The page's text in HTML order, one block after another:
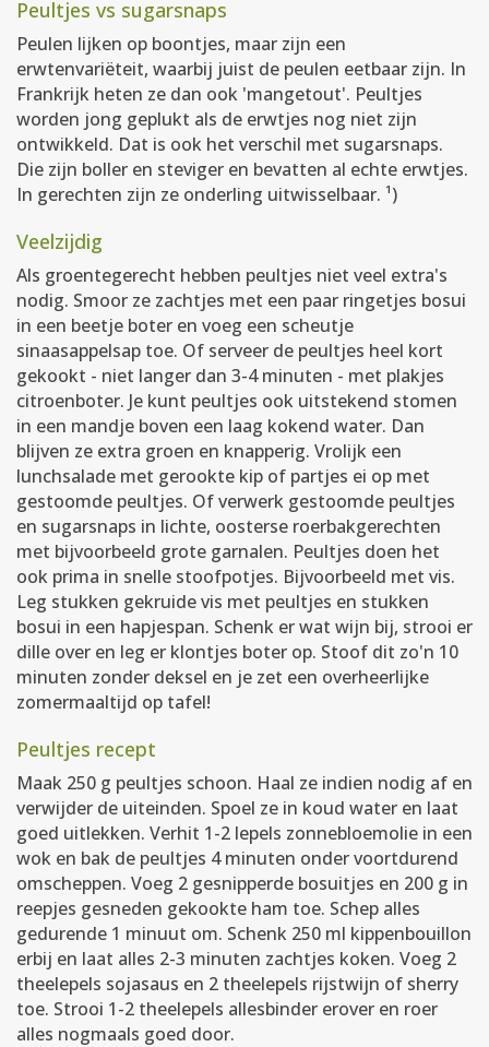
Peultjes vs sugarsnaps
Peulen lijken op boontjes, maar zijn een
erwtenvariëteit, waarbij juist de peulen eetbaar zijn. In
Frankrijk heten ze dan ook 'mangetout'. Peultjes
worden jong geplukt als de erwtjes nog niet zijn
ontwikkeld. Dat is ook het verschil met sugarsnaps.
Die zijn boller en steviger en bevatten al echte erwtjes.
In gerechten zijn ze onderling uitwisselbaar. ¹)
Veelzijdig
Als groentegerecht hebben peultjes niet veel extra's
nodig. Smoor ze zachtjes met een paar ringetjes bosui
in een beetje boter en voeg een scheutje
sinaasappelsap toe. Of serveer de peultjes heel kort
gekookt - niet langer dan 3-4 minuten - met plakjes
citroenboter. Je kunt peultjes ook uitstekend stomen
in een mandje boven een laag kokend water. Dan
blijven ze extra groen en knapperig. Vrolijk een
lunchsalade met gerookte kip of partjes ei op met
gestoomde peultjes. Of verwerk gestoomde peultjes
en sugarsnaps in lichte, oosterse roerbakgerechten
met bijvoorbeeld grote garnalen. Peultjes doen het
ook prima in snelle stoofpotjes. Bijvoorbeeld met vis.
Leg stukken gekruide vis met peultjes en stukken
bosui in een hapjespan. Schenk er wat wijn bij, strooi er
dille over en leg er klontjes boter op. Stoof dit zo'n 10
minuten zonder deksel en je zet een overheerlijke
zomermaaltijd op tafel!
Peultjes recept
Maak 250 g peultjes schoon. Haal ze indien nodig af en
verwijder de uiteinden. Spoel ze in koud water en laat
goed uitlekken. Verhit 1-2 lepels zonnebloemolie in een
wok en bak de peultjes 4 minuten onder voortdurend
omscheppen. Voeg 2 gesnipperde bosuitjes en 200 g in
reepjes gesneden gekookte ham toe. Schep alles
gedurende 1 minuut om. Schenk 250 ml kippenbouillon
erbij en laat alles 2-3 minuten zachtjes koken. Voeg 2
theelepels sojasaus en 2 theelepels rijstwijn of sherry
toe. Strooi 1-2 theelepels allesbinder erover en roer
alles nogmaals goed door.